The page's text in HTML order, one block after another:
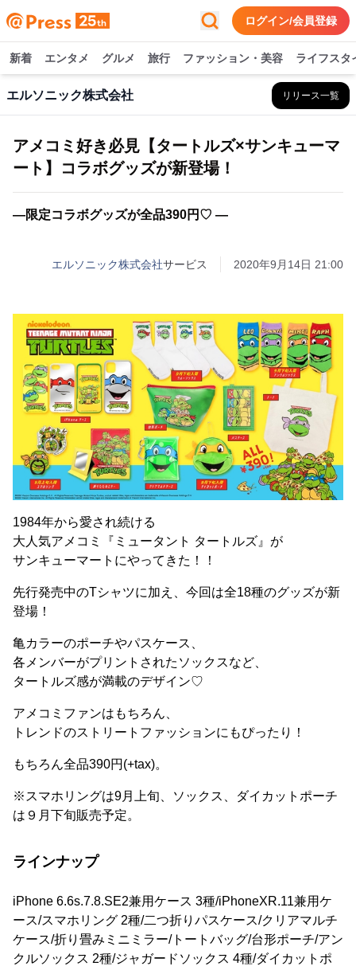
ログイン/会員登録
新着 エンタメ グルメ 旅行 ファッション・美容 ライフスタ
エルソニック株式会社 リリース一覧
アメコミ好き必見【タートルズ×サンキューマ
ート】コラボグッズが新登場！
—限定コラボグッズが全品390円♡ ―
エルソニック株式会社サービス 2020年9月14日 21:00
1984年から愛され続ける
大人気アメコミ 『ミュータント タートルズ』 が
サンキューマートにやってきた！！
先行発売中のTシャツに加え、今回は全18種のグッズが新
登場！
亀カラーのポーチやパスケース、
各メンバーがプリントされたソックスなど、
タートルズ感が満載のデザイン♡
アメコミファンはもちろん、
トレンドのストリートファッションにもぴったり！
もちろん全品390円(+tax)。
※スマホリングは9月上旬、ソックス、ダイカットポーチ
は９月下旬販売予定。
ラインナップ
iPhone 6.6s.7.8.SE2兼用ケース 3種/iPhoneXR.11兼用ケ
ース/スマホリング 2種/二つ折りパスケース/クリアマルチ
ケース/折り畳みミニミラー/トートバッグ/台形ポーチ/アン
クルソックス 2種/ジャガードソックス 4種/ダイカットポ